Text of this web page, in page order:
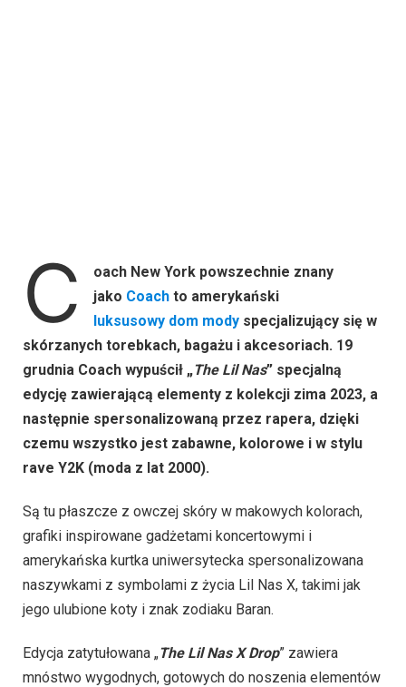
C
oach New York powszechnie znany
jako Coach to amerykański
luksusowy dom mody specjalizujący się w
skórzanych torebkach, bagażu i akcesoriach. 19
grudnia Coach wypuścił „The Lil Nas” specjalną
edycję zawierającą elementy z kolekcji zima 2023, a
następnie spersonalizowaną przez rapera, dzięki
czemu wszystko jest zabawne, kolorowe i w stylu
rave Y2K (moda z lat 2000).
Są tu płaszcze z owczej skóry w makowych kolorach,
grafiki inspirowane gadżetami koncertowymi i
amerykańska kurtka uniwersytecka spersonalizowana
naszywkami z symbolami z życia Lil Nas X, takimi jak
jego ulubione koty i znak zodiaku Baran.
Edycja zatytułowana „The Lil Nas X Drop” zawiera
mnóstwo wygodnych, gotowych do noszenia elementów